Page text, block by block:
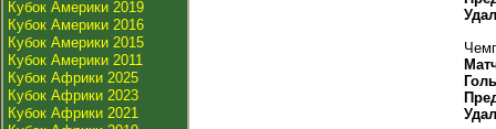
Кубок Америки 2019
Кубок Америки 2016
Кубок Америки 2015
Кубок Америки 2011
Кубок Африки 2025
Кубок Африки 2023
Кубок Африки 2021